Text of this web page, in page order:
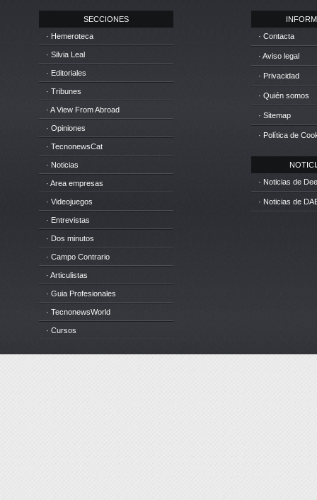
SECCIONES
· Hemeroteca
· Silvia Leal
· Editoriales
· Tribunes
· A View From Abroad
· Opiniones
· TecnonewsCat
· Noticias
· Area empresas
· Videojuegos
· Entrevistas
· Dos minutos
· Campo Contrario
· Articulistas
· Guia Profesionales
· TecnonewsWorld
· Cursos
· Contacta
· Aviso legal
· Privacidad
· Quién somos
· Sitemap
· Política de
· Noticias de
· Noticias de